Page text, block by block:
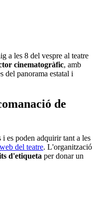
a les 8 del vespre al teatre
cinematogràfic, amb
del panorama estatal i
de
es poden adquirir tant a les
web del teatre. L'organització
d'etiqueta per donar un